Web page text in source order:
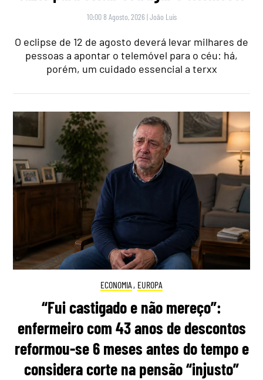
10:00 8 Agosto, 2026 |João Luís
O eclipse de 12 de agosto deverá levar milhares de
pessoas a apontar o telemóvel para o céu: há,
porém, um cuidado essencial a terxx
ECONOMIA , EUROPA
“Fui castigado e não mereço”:
enfermeiro com 43 anos de descontos
reformou-se 6 meses antes do tempo e
considera corte na pensão “injusto”